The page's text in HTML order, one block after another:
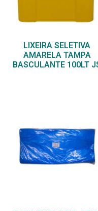
LIXEIRA SELETIVA
AMARELA TAMPA
BASCULANTE 100LT